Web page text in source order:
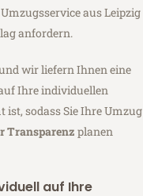
aus Leipzig
anfordern.
wir liefern Ihnen eine
Ihre individuellen
sodass Sie Ihre Umzug
Transparenz planen
auf Ihre